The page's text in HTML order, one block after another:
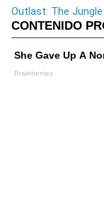
Outlast: The Jungle